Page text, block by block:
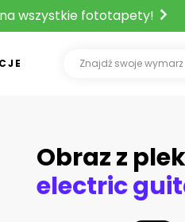
wszystkie fototapety!
Obraz z